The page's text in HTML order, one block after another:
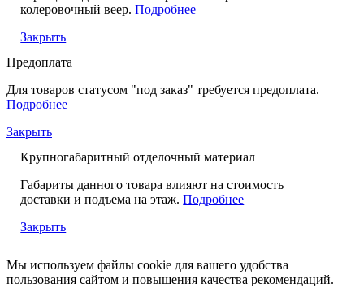
колеровочный веер.Подробнее
Закрыть
Предоплата
Для товаров статусом "под заказ" требуется предоплата.
Подробнее
Закрыть
Крупногабаритный отделочный материал
Габариты данного товара влияют на стоимость
доставки и подъема на этаж.Подробнее
Закрыть
Мы используем файлы cookie для вашего удобства
пользования сайтом и повышения качества рекомендаций.